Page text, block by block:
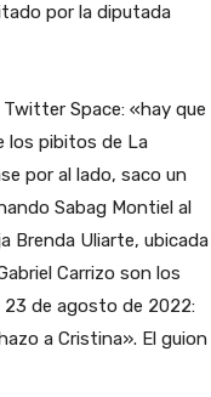
por la diputada
Space: «hay que
los pibitos de La
por al lado, saco un
Sabag Montiel al
Brenda Uliarte, ubicada
Carrizo son los
23 de agosto de 2022:
a Cristina». El guion